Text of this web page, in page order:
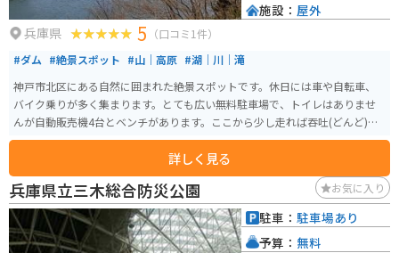
兵庫県 5 （口コミ1件）
#ダム #絶景スポット #山｜高原 #湖｜川｜滝
神戸市北区にある自然に囲まれた絶景スポットです。休日には車や自転車、
バイク乗りが多く集まります。とても広い無料駐車場で、トイレはありませ
んが自動販売機4台とベンチがあります。ここから少し走れば吞吐(どんど)ダ
ムや「BE KOBE」のモニュメントもあります。
詳しく見る
施設： 屋外
兵庫県立三木総合防災公園 お気に入り
駐車： 駐車場あり
予算： 無料